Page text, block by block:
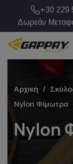
+30 229
Δωρεάν
Αρχική
Nylon Φίμωτρα
Nylon